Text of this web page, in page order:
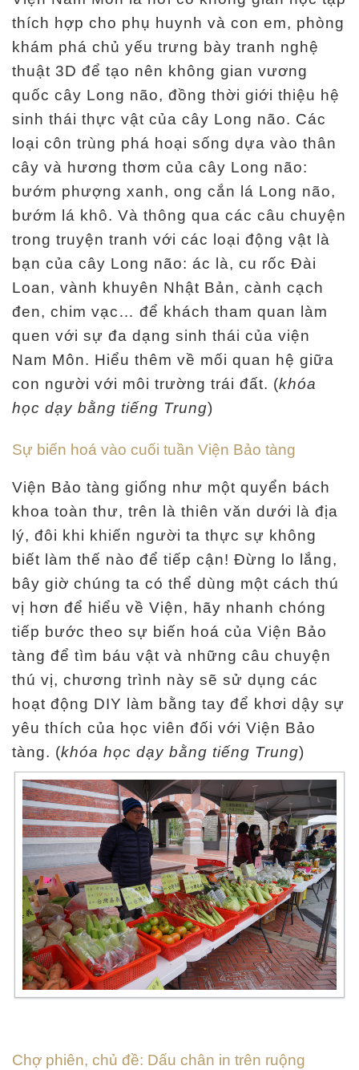
thích hợp cho phụ huynh và con em, phòng
khám phá chủ yếu trưng bày tranh nghệ
thuật 3D để tạo nên không gian vương
quốc cây Long não, đồng thời giới thiệu hệ
sinh thái thực vật của cây Long não. Các
loại côn trùng phá hoại sống dựa vào thân
cây và hương thơm của cây Long não:
bướm phượng xanh, ong cắn lá Long não,
bướm lá khô. Và thông qua các câu chuyện
trong truyện tranh với các loại động vật là
bạn của cây Long não: ác là, cu rốc Đài
Loan, vành khuyên Nhật Bản, cành cạch
đen, chim vạc… để khách tham quan làm
quen với sự đa dạng sinh thái của viện
Nam Môn. Hiểu thêm về mối quan hệ giữa
con người với môi trường trái đất. (khóa
học dạy bằng tiếng Trung)
Sự biến hoá vào cuối tuần Viện Bảo tàng
Viện Bảo tàng giống như một quyển bách
khoa toàn thư, trên là thiên văn dưới là địa
lý, đôi khi khiến người ta thực sự không
biết làm thế nào để tiếp cận! Đừng lo lắng,
bây giờ chúng ta có thể dùng một cách thú
vị hơn để hiểu về Viện, hãy nhanh chóng
tiếp bước theo sự biến hoá của Viện Bảo
tàng để tìm báu vật và những câu chuyện
thú vị, chương trình này sẽ sử dụng các
hoạt động DIY làm bằng tay để khơi dậy sự
yêu thích của học viên đối với Viện Bảo
tàng. (khóa học dạy bằng tiếng Trung)
Chợ phiên, chủ đề: Dấu chân in trên ruộng